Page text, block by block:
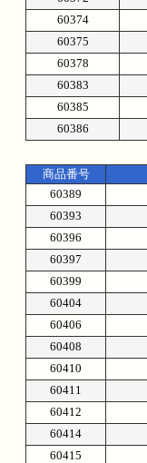
60374
60375
60378
60383
60385
60386
商品番号
60389
60393
60396
60397
60399
60404
60406
60408
60410
60411
60412
60414
60415